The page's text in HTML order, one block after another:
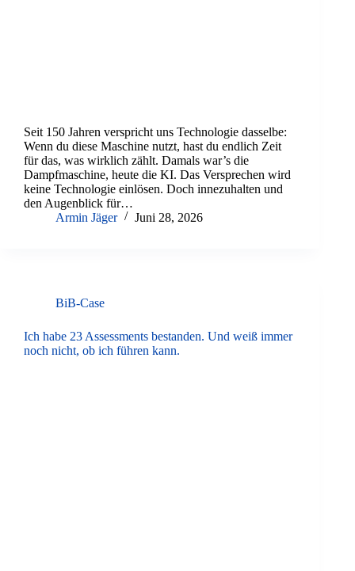
Seit 150 Jahren verspricht uns Technologie dasselbe:
Wenn du diese Maschine nutzt, hast du endlich Zeit
für das, was wirklich zählt. Damals war’s die
Dampfmaschine, heute die KI. Das Versprechen wird
keine Technologie einlösen. Doch innezuhalten und
den Augenblick für…
Armin Jäger
Juni 28, 2026
BiB-Case
Ich habe 23 Assessments bestanden. Und weiß immer
noch nicht, ob ich führen kann.